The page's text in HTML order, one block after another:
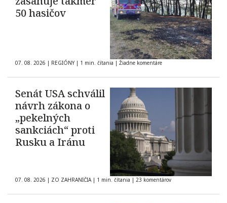
50 hasičov
07. 08. 2026 | REGIÓNY | 1 min. čítania | Žiadne komentáre
Senát USA schválil
návrh zákona o
„pekelných
sankciách“ proti
Rusku a Iránu
07. 08. 2026 | ZO ZAHRANIČIA | 1 min. čítania | 23 komentárov